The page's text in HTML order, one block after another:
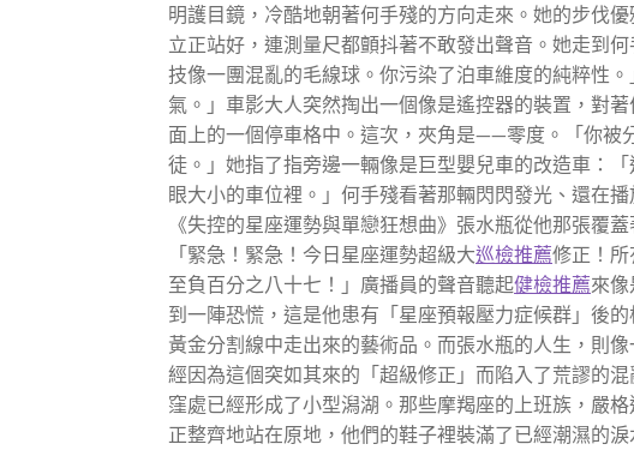
明護目鏡，冷酷地朝著何手殘的方向走來。她的步伐
立正站好，連測量尺都顫抖著不敢發出聲音。她走到
技像一團混亂的毛線球。你污染了泊車維度的純粹性
氣。」車影大人突然掏出一個像是遙控器的裝置，對
面上的一個停車格中。這次，夾角是——零度。「你被
徒。」她指了指旁邊一輛像是巨型嬰兒車的改造車：
眼大小的車位裡。」何手殘看著那輛閃閃發光、還在
《失控的星座運勢與單戀狂想曲》張水瓶從他那張覆
「緊急！緊急！今日星座運勢超級大巡檢推薦修正！
至負百分之八十七！」廣播員的聲音聽起健檢推薦來
到一陣恐慌，這是他患有「星座預報壓力症候群」後
黃金分割線中走出來的藝術品。而張水瓶的人生，則
經因為這個突如其來的「超級修正」而陷入了荒謬的
窪處已經形成了小型潟湖。那些摩羯座的上班族，嚴
正整齊地站在原地，他們的鞋子裡裝滿了已經潮濕的